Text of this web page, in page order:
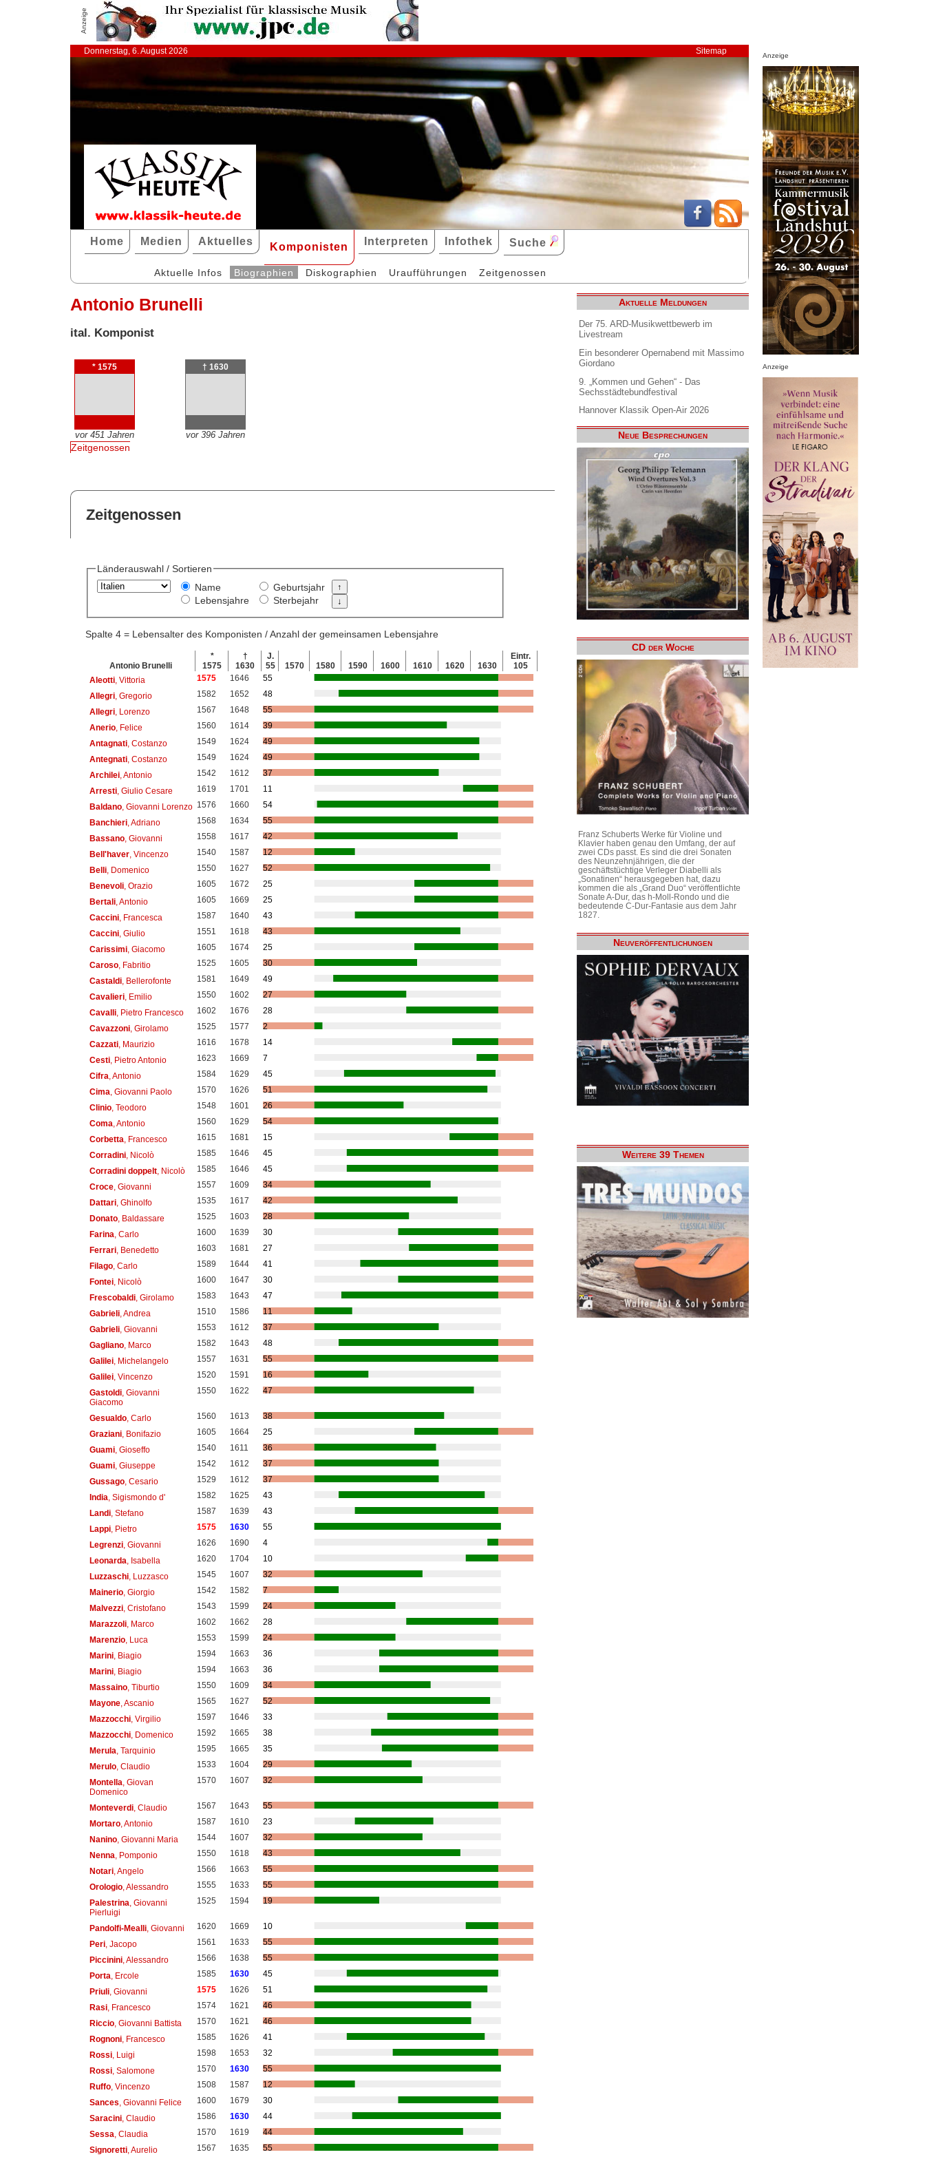
Anzeige
Donnerstag, 6. August 2026 Sitemap
Home Medien Aktuelles Komponisten Interpreten Infothek Suche
Aktuelle Infos Biographien Diskographien Uraufführungen Zeitgenossen
Antonio Brunelli
ital. Komponist
* 1575
vor 451 Jahren
† 1630
vor 396 Jahren
Zeitgenossen
Zeitgenossen
Länderauswahl / Sortieren
Name
Lebensjahre
Geburtsjahr
Sterbejahr
Spalte 4 = Lebensalter des Komponisten / Anzahl der gemeinsamen Lebensjahre
Antonio Brunelli
*
1575
†
1630
J.
55
1570 1580 1590 1600 1610 1620 1630
Eintr.
105
Aleotti, Vittoria 1575 1646
55
Allegri, Gregorio 1582 1652
48
Allegri, Lorenzo 1567 1648
55
Anerio, Felice 1560 1614
39
Antagnati, Costanzo 1549 1624
49
Antegnati, Costanzo 1549 1624
49
Archilei, Antonio 1542 1612
37
Arresti, Giulio Cesare 1619 1701
11
Baldano, Giovanni Lorenzo 1576 1660
54
Banchieri, Adriano 1568 1634
55
Bassano, Giovanni 1558 1617
42
Bell'haver, Vincenzo 1540 1587
12
Belli, Domenico 1550 1627
52
Benevoli, Orazio 1605 1672
25
Bertali, Antonio 1605 1669
25
Caccini, Francesca 1587 1640
43
Caccini, Giulio 1551 1618
43
Carissimi, Giacomo 1605 1674
25
Caroso, Fabritio 1525 1605
30
Castaldi, Bellerofonte 1581 1649
49
Cavalieri, Emilio 1550 1602
27
Cavalli, Pietro Francesco 1602 1676
28
Cavazzoni, Girolamo 1525 1577
2
Cazzati, Maurizio 1616 1678
14
Cesti, Pietro Antonio 1623 1669
7
Cifra , Antonio 1584 1629
45
Cima , Giovanni Paolo 1570 1626
51
Clinio, Teodoro 1548 1601
26
Coma , Antonio 1560 1629
54
Corbetta , Francesco 1615 1681
15
Corradini, Nicolò 1585 1646
45
Corradini doppelt, Nicolò 1585 1646
45
Croce, Giovanni 1557 1609
34
Dattari, Ghinolfo 1535 1617
42
Donato, Baldassare 1525 1603
28
Farina , Carlo 1600 1639
30
Ferrari, Benedetto 1603 1681
27
Filago, Carlo 1589 1644
41
Fontei, Nicolò 1600 1647
30
Frescobaldi, Girolamo 1583 1643
47
Gabrieli, Andrea 1510 1586
11
Gabrieli, Giovanni 1553 1612
37
Gagliano, Marco 1582 1643
48
Galilei, Michelangelo 1557 1631
55
Galilei, Vincenzo 1520 1591
16
Gastoldi, Giovanni
Giacomo
1550 1622 47
Gesualdo, Carlo 1560 1613
38
Graziani, Bonifazio 1605 1664
25
Guami, Gioseffo 1540 1611
36
Guami, Giuseppe 1542 1612
37
Gussago, Cesario 1529 1612
37
India , Sigismondo d' 1582 1625
43
Landi, Stefano 1587 1639
43
Lappi, Pietro 1575 1630
55
Legrenzi, Giovanni 1626 1690
4
Leonarda , Isabella 1620 1704
10
Luzzaschi, Luzzasco 1545 1607
32
Mainerio, Giorgio 1542 1582
7
Malvezzi, Cristofano 1543 1599
24
Marazzoli, Marco 1602 1662
28
Marenzio, Luca 1553 1599
24
Marini, Biagio 1594 1663
36
Marini, Biagio 1594 1663
36
Massaino, Tiburtio 1550 1609
34
Mayone, Ascanio 1565 1627
52
Mazzocchi, Virgilio 1597 1646
33
Mazzocchi, Domenico 1592 1665
38
Merula , Tarquinio 1595 1665
35
Merulo, Claudio 1533 1604
29
Montella , Giovan
Domenico
1570 1607 32
Monteverdi, Claudio 1567 1643
55
Mortaro, Antonio 1587 1610
23
Nanino, Giovanni Maria 1544 1607
32
Nenna , Pomponio 1550 1618
43
Notari, Angelo 1566 1663
55
Orologio, Alessandro 1555 1633
55
Palestrina , Giovanni
Pierluigi
1525 1594 19
Pandolfi-Mealli, Giovanni 1620 1669
10
Peri, Jacopo 1561 1633
55
Piccinini, Alessandro 1566 1638
55
Porta , Ercole 1585 1630
45
Priuli, Giovanni 1575 1626
51
Rasi, Francesco 1574 1621
46
Riccio, Giovanni Battista 1570 1621
46
Rognoni, Francesco 1585 1626
41
Rossi, Luigi 1598 1653
32
Rossi, Salomone 1570 1630
55
Ruffo, Vincenzo 1508 1587
12
Sances , Giovanni Felice 1600 1679
30
Saracini, Claudio 1586 1630
44
Sessa , Claudia 1570 1619
44
Signoretti, Aurelio 1567 1635 55
Aktuelle Meldungen
Der 75. ARD-Musikwettbewerb im
Livestream
Ein besonderer Opernabend mit Massimo
Giordano
9. „Kommen und Gehen“ - Das
Sechsstädtebundfestival
Hannover Klassik Open-Air 2026
Neue Besprechungen
CD der Woche
Franz Schuberts Werke für Violine und
Klavier haben genau den Umfang, der auf
zwei CDs passt. Es sind die drei Sonaten
des Neunzehnjährigen, die der
geschäftstüchtige Verleger Diabelli als
„Sonatinen“ herausgegeben hat, dazu
kommen die als „Grand Duo“ veröffentlichte
Sonate A-Dur, das h-Moll-Rondo und die
bedeutende C-Dur-Fantasie aus dem Jahr
1827.
Neuveröffentlichungen
Weitere 39 Themen
Anzeige
Anzeige